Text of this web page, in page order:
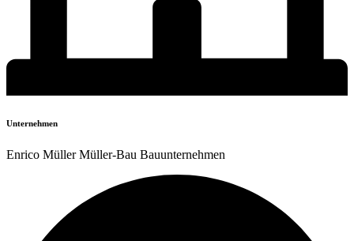
Unternehmen
Enrico Müller Müller-Bau Bauunternehmen